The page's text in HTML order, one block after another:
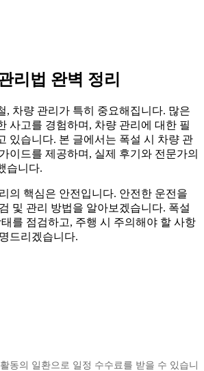
리법 완벽 정리
, 차량 관리가 특히 중요해집니다. 많은
사고를 경험하며, 차량 관리에 대한 필
있습니다. 본 글에서는 폭설 시 차량 관
이드를 제공하며, 실제 후기와 전문가의
습니다.
의 핵심은 안전입니다. 안전한 운전을
및 관리 방법을 알아보겠습니다. 폭설
를 점검하고, 주행 시 주의해야 할 사항
드리겠습니다.
동의 일환으로 일정 수수료를 받을 수 있습니